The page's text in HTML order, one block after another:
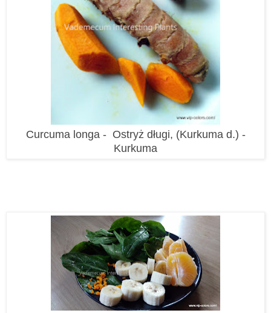
Curcuma longa - Ostryż długi, (Kurkuma d.) -
Kurkuma